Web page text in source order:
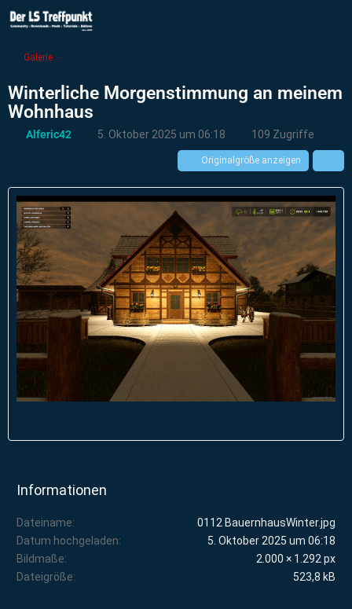
Galerie
Winterliche Morgenstimmung an meinem
Wohnhaus
Alferic42 5. Oktober 2025 um 06:18 109 Zugriffe
Originalgröße anzeigen
Informationen
Dateiname
0112 BauernhausWinter.jpg
Datum hochgeladen
5. Oktober 2025 um 06:18
Bildmaße
2.000 × 1.292 px
Dateigröße
523,8 kB